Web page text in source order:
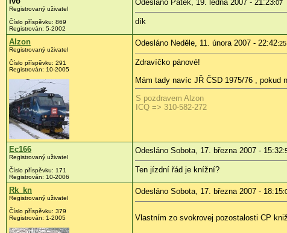
Registrovaný uživatel
Číslo příspěvku: 869
Registrován: 5-2002
Odesláno Pátek, 19. ledna 2007 - 21:23:07
dík
Alzon
Registrovaný uživatel
Číslo příspěvku: 291
Registrován: 10-2005
Odesláno Neděle, 11. února 2007 - 22:42:25
Zdravíčko pánové!
Mám tady navíc JŘ ČSD 1975/76 , pokud
S pozdravem Alzon
ICQ => 310-582-272
Ec166
Registrovaný uživatel
Číslo příspěvku: 171
Registrován: 10-2006
Odesláno Sobota, 17. března 2007 - 15:32
Ten jízdní řád je knížní?
Rk_kn
Registrovaný uživatel
Číslo příspěvku: 379
Registrován: 1-2005
Odesláno Sobota, 17. března 2007 - 18:15
Vlastním zo svokrovej pozostalosti CP